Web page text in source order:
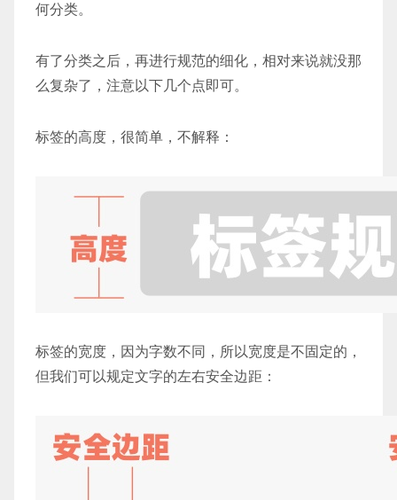
何分类。
有了分类之后，再进行规范的细化，相对来说就没那
么复杂了，注意以下几个点即可。
标签的高度，很简单，不解释：
标签的宽度，因为字数不同，所以宽度是不固定的，
但我们可以规定文字的左右安全边距：